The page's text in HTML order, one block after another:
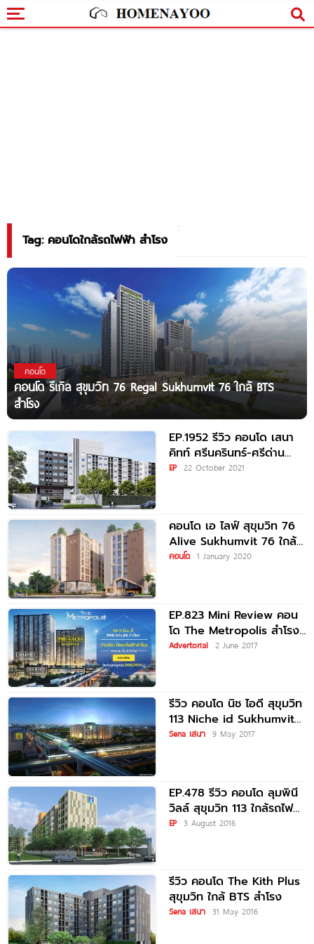
Tag: คอนโดใกล้รถไฟฟ้า สำโรง
คอนโด
คอนโด รีเกิล สุขุมวิท 76 Regal Sukhumvit 76 ใกล้ BTS
สำโรง
EP.1952 รีวิว คอนโด เสนา
คิทท์ ศรีนครินทร์-ศรีด่าน
Sena Kith Srinakarin-
EP 22 October 2021
คอนโด เอ ไลฟ์ สุขุมวิท 76
Alive Sukhumvit 76 ใกล้
BTS
คอนโด 1 January 2020
EP.823 Mini Review คอน
โด The Metropolis สำโรง
อินเตอร์เชนจ์ ติด BTS
Advertorial 2 June 2017
รีวิว คอนโด นิช ไอดี สุขุมวิท
113 Niche id Sukhumvit
113
Sena เสนา 9 May 2017
EP.478 รีวิว คอนโด ลุมพินี
วิลล์ สุขุมวิท 113 ใกล้รถไฟฟ้า
BTS
EP 3 August 2016
รีวิว คอนโด The Kith Plus
สุขุมวิท ใกล้ BTS สำโรง
Sena เสนา 31 May 2016